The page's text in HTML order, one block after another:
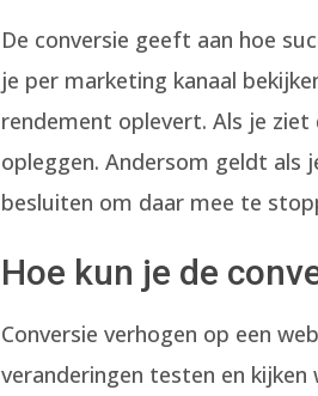
De conversie geeft aan hoe
je per marketing kanaal
rendement oplevert. Als je
opleggen. Andersom geldt als
besluiten om daar mee te
Hoe kun je de
Conversie verhogen op een
veranderingen testen en